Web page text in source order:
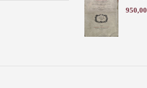
950,00